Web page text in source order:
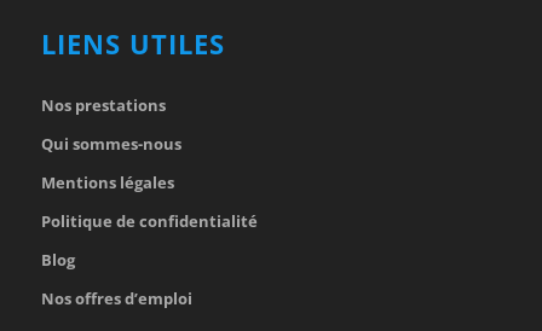
LIENS UTILES
Nos prestations
Qui sommes-nous
Mentions légales
Politique de confidentialité
Blog
Nos offres d’emploi